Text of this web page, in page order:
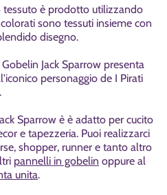
tessuto è prodotto utilizzando
sono tessuti insieme con
disegno.
Jack Sparrow presenta
personaggio de I Pirati
Sparrow è è adatto per cucito
e tapezzeria. Puoi realizzarci
shopper, runner e tanto altro
pannelli in gobelin oppure al
unita.